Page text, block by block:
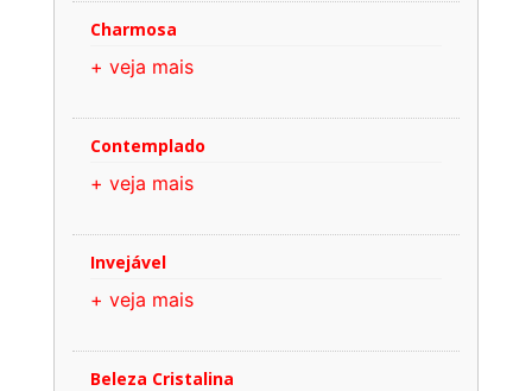
Charmosa
+ veja mais
Contemplado
+ veja mais
Invejável
+ veja mais
Beleza Cristalina